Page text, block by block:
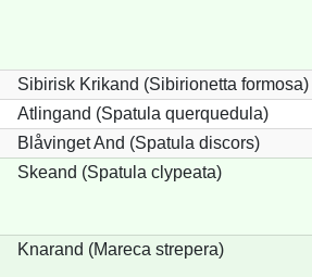
Sibirisk Krikand (Sibirionetta formosa)
Atlingand (Spatula querquedula)
Blåvinget And (Spatula discors)
Skeand (Spatula clypeata)
Knarand (Mareca strepera)